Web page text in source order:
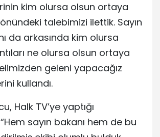
kim olursa olsun ortaya
talebimizi ilettik. Sayın
da arkasında kim olursa
ne olursa olsun ortaya
geleni yapacağız
kullandı.
Halk TV’ye yaptığı
sayın bakanı hem de bu